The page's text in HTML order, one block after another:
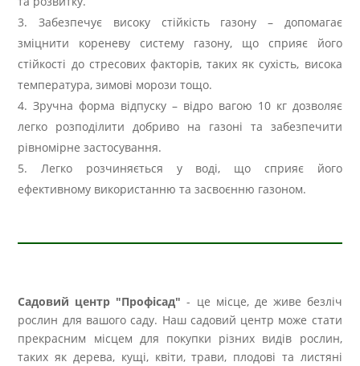
Забезпечує високу стійкість газону – допомагає
зміцнити кореневу систему газону, що сприяє його
стійкості до стресових факторів, таких як сухість, висока
температура, зимові морози тощо.
Зручна форма відпуску – відро вагою 10 кг дозволяє
легко розподілити добриво на газоні та забезпечити
рівномірне застосування.
Легко розчиняється у воді, що сприяє його
ефективному використанню та засвоєнню газоном.
Садовий центр "Профісад" - це місце, де живе безліч
рослин для вашого саду. Наш садовий центр може стати
прекрасним місцем для покупки різних видів рослин,
таких як дерева, кущі, квіти, трави, плодові та листяні